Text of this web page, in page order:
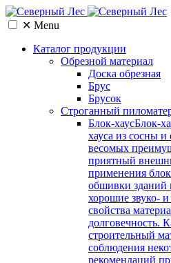
✕ Menu
Каталог продукции
Обрезной материал
Доска обрезная
Брус
Брусок
Cтроганный
Блок-хаусБлок-
хауса из сосны и
весомых
приятный
применения
обшивки зданий
хорошие звуко-
свойства
долговечность.
строительный
соблюдения
рекомендаций